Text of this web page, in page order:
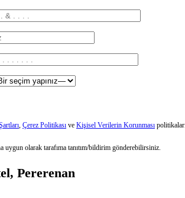
Çerez Politikası ve Kişisel Verilerin Korunması
uygun olarak tarafıma tanıtım/bildirim gönderebilirsiniz.
Pererenan